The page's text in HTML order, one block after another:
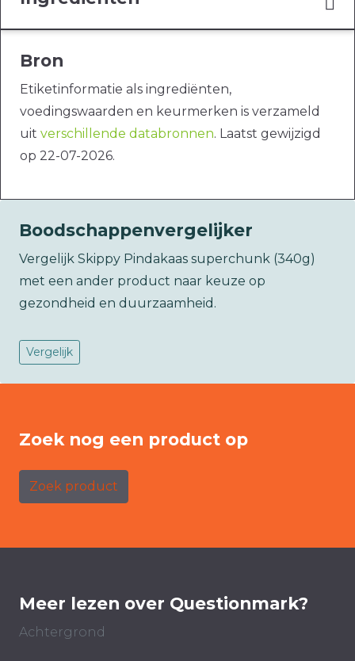
Bron
Etiketinformatie als ingrediënten,
voedingswaarden en keurmerken is verzameld
uit verschillende databronnen. Laatst gewijzigd
op 22-07-2026.
Boodschappenvergelijker
Vergelijk Skippy Pindakaas superchunk (340g)
met een ander product naar keuze op
gezondheid en duurzaamheid.
Vergelijk
Zoek nog een product op
Zoek product
Meer lezen over Questionmark?
Achtergrond